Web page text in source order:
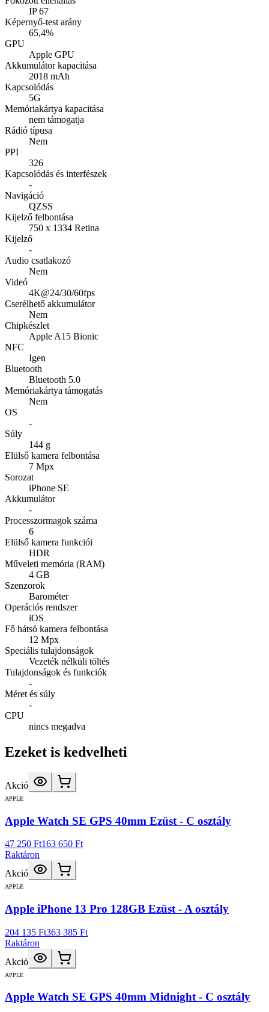
IP 67
Képernyő-test arány
65,4%
GPU
Apple GPU
Akkumulátor kapacitása
2018 mAh
Kapcsolódás
5G
Memóriakártya kapacitása
nem támogatja
Rádió típusa
Nem
PPI
326
Kapcsolódás és interfészek
-
Navigáció
QZSS
Kijelző felbontása
750 x 1334 Retina
Kijelző
-
Audio csatlakozó
Nem
Videó
4K@24/30/60fps
Cserélhető akkumulátor
Nem
Chipkészlet
Apple A15 Bionic
NFC
Igen
Bluetooth
Bluetooth 5.0
Memóriakártya támogatás
Nem
OS
-
Súly
144 g
Elülső kamera felbontása
7 Mpx
Sorozat
iPhone SE
Akkumulátor
-
Processzormagok száma
6
Elülső kamera funkciói
HDR
Műveleti memória (RAM)
4 GB
Szenzorok
Barométer
Operációs rendszer
iOS
Fő hátsó kamera felbontása
12 Mpx
Speciális tulajdonságok
Vezeték nélküli töltés
Tulajdonságok és funkciók
-
Méret és súly
-
CPU
nincs megadva
Ezeket is kedvelheti
Akció
APPLE
Apple Watch SE GPS 40mm Ezüst - C osztály
47 250 Ft163 650 Ft
Raktáron
Akció
APPLE
Apple iPhone 13 Pro 128GB Ezüst - A osztály
204 135 Ft363 385 Ft
Raktáron
Akció
APPLE
Apple Watch SE GPS 40mm Midnight - C osztály